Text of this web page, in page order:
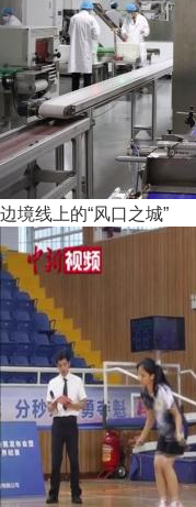
边境线上的“风口之城”